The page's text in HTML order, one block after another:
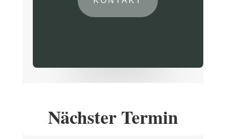
Nächster Termin